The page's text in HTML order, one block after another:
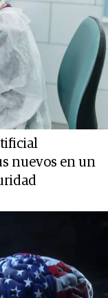
nuevos en un